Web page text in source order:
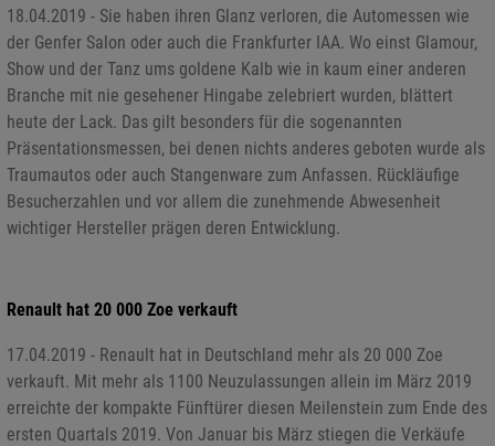
18.04.2019 - Sie haben ihren Glanz verloren, die Automessen wie
der Genfer Salon oder auch die Frankfurter IAA. Wo einst Glamour,
Show und der Tanz ums goldene Kalb wie in kaum einer anderen
Branche mit nie gesehener Hingabe zelebriert wurden, blättert
heute der Lack. Das gilt besonders für die sogenannten
Präsentationsmessen, bei denen nichts anderes geboten wurde als
Traumautos oder auch Stangenware zum Anfassen. Rückläufige
Besucherzahlen und vor allem die zunehmende Abwesenheit
wichtiger Hersteller prägen deren Entwicklung.
Renault hat 20 000 Zoe verkauft
17.04.2019 - Renault hat in Deutschland mehr als 20 000 Zoe
verkauft. Mit mehr als 1100 Neuzulassungen allein im März 2019
erreichte der kompakte Fünftürer diesen Meilenstein zum Ende des
ersten Quartals 2019. Von Januar bis März stiegen die Verkäufe